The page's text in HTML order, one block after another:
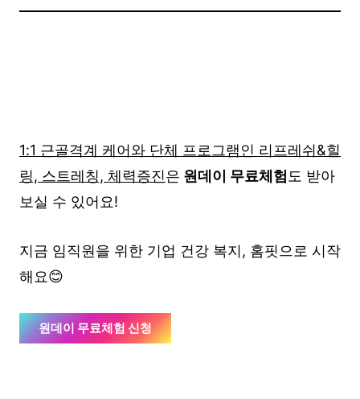
1:1 근골격계 케어와 단체 프로그램인 리프레쉬&힐
링, 스트레칭, 체력증진은 원데이 무료체험 도 받아
보실 수 있어요!
지금 임직원을 위한 기업 건강 복지, 홈핏으로 시작
해요😊
원데이 무료체험 신청